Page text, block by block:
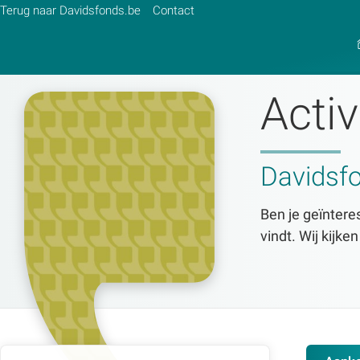
Terug naar Davidsfonds.be Contact
Ben je
vindt. Wij
Zoek: